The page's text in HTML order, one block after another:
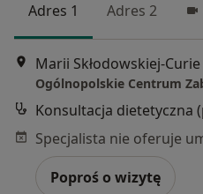
Adres 1 Adres 2
Marii Skłodowskiej-
Ogólnopolskie Centrum
Konsultacja dietetyczna
Poproś o wizytę